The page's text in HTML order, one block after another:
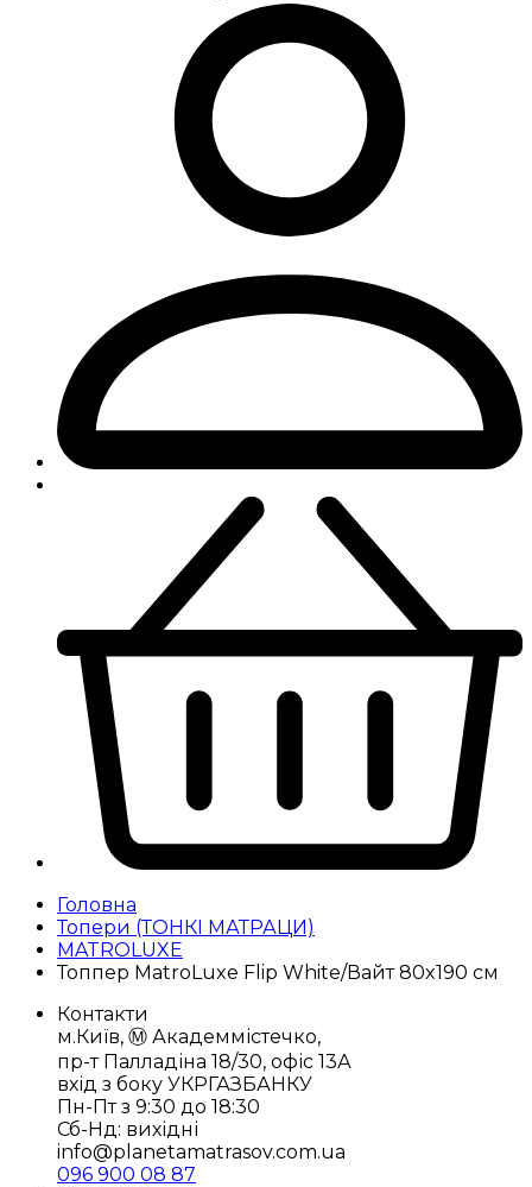
Головна
Топери (ТОНКІ МАТРАЦИ)
MATROLUXE
Топпер MatroLuxe Flip White/Вайт 80x190 см
Контакти
м.Київ, Ⓜ️ Академмістечко,
пр-т Палладіна 18/30, офіс 13А
вхід з боку УКРГАЗБАНКУ
Пн-Пт з 9:30 до 18:30
Сб-Нд: вихідні
info@planetamatrasov.com.ua
096 900 08 87